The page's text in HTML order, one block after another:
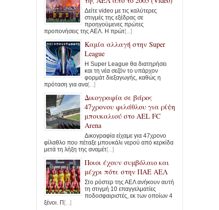
Δείτε video με τις καλύτερες
στιγμές της εξέδρας σε
προηγούμενες πρώτες
προπονήσεις της ΑΕΛ. Η πρώτ[...]
Καμία αλλαγή στην Super
League
Η Super League θα διατηρήσει
και τη νέα σεζόν το υπάρχον
φορμάτ διεξαγωγής, καθώς η
πρόταση για ανα[...]
Δικογραφία σε βάρος
47χρονου φιλάθλου για ρίψη
μπουκαλιού στο AEL FC
Arena
Δικογραφία είχαμε για 47χρονο
φίλαθλο που πέταξε μπουκάλι νερού από κερκίδα
μετά τη λήξη της αναμέτ[...]
Ποιοι έχουν συμβόλαιο και
μέχρι πότε στην ΠΑΕ ΑΕΛ
Στο ρόστερ της ΑΕΛ ανήκουν αυτή
τη στιγμή 10 επαγγελματίες
ποδοσφαιριστές, εκ των οποίων 4
ξένοι. Π[...]